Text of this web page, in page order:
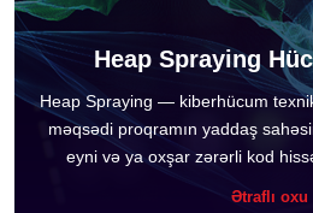
Heap Spraying
Heap Spraying — kiberhücum
məqsədi proqramın yaddaş
eyni və ya oxşar zərərli kod
Ətraflı oxu